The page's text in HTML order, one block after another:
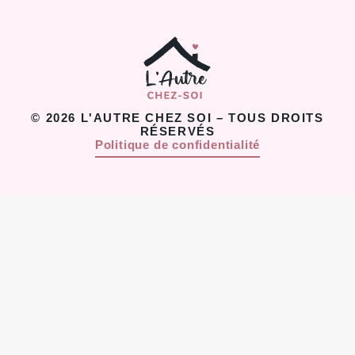
© 2026 L'AUTRE CHEZ SOI – TOUS DROITS
RÉSERVÉS
Politique de confidentialité